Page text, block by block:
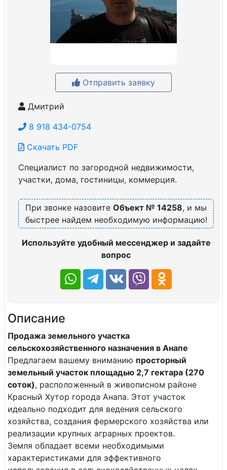
Отправить заявку
Дмитрий
8 918 434-0754
Скачать PDF
Специалист по загородной недвижимости,
участки, дома, гостиницы, коммерция.
При звонке назовите Объект № 14258, и мы
быстрее найдем необходимую информацию!
Используйте удобный мессенджер и задайте
вопрос
Описание
Продажа земельного участка
сельскохозяйственного назначения в Анапе
Предлагаем вашему вниманию просторный
земельный участок площадью 2,7 гектара (270
соток), расположенный в живописном районе
Красный Хутор города Анапа. Этот участок
идеально подходит для ведения сельского
хозяйства, создания фермерского хозяйства или
реализации крупных аграрных проектов.
Земля обладает всеми необходимыми
характеристиками для эффективного